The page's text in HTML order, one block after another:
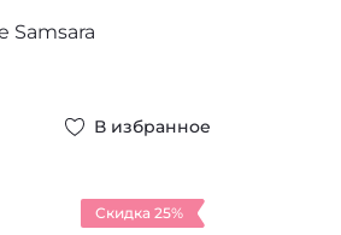
Samsara
В избранное
Скидка 25%